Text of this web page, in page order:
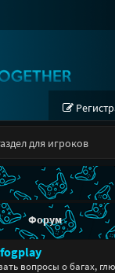
для игроков
Форум
вопросы о багах,